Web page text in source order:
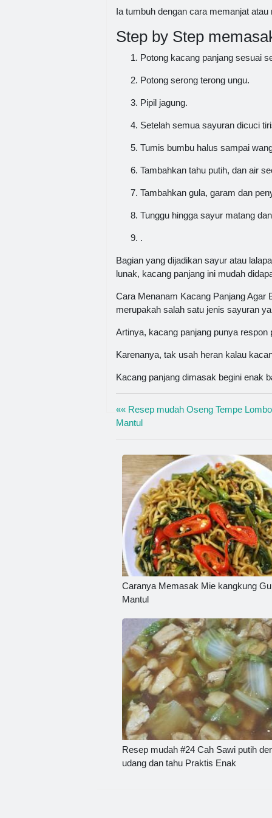
Ia tumbuh dengan cara memanjat atau
Step by Step
Potong kacang panjang sesuai
Potong serong terong ungu.
Pipil jagung.
Setelah semua sayuran dicuci
Tumis bumbu halus sampai
Tambahkan tahu putih, dan air
Tambahkan gula, garam dan
Tunggu hingga sayur matang
.
Bagian yang dijadikan sayur atau
lunak, kacang panjang ini mudah
Cara Menanam Kacang Panjang Agar
merupakah salah satu jenis sayuran
Artinya, kacang panjang punya respon
Karenanya, tak usah heran kalau
Kacang panjang dimasak begini enak
«« Resep mudah Oseng Tempe
Mantul
Caranya Memasak Mie kangkung
Mantul
Resep mudah #24 Cah Sawi putih
udang dan tahu Praktis Enak